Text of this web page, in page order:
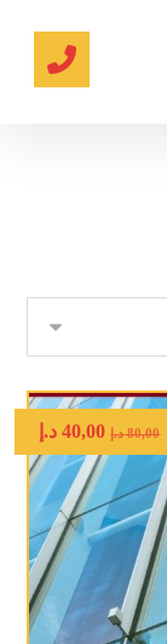
80,00 د.إ 40,00 د.إ